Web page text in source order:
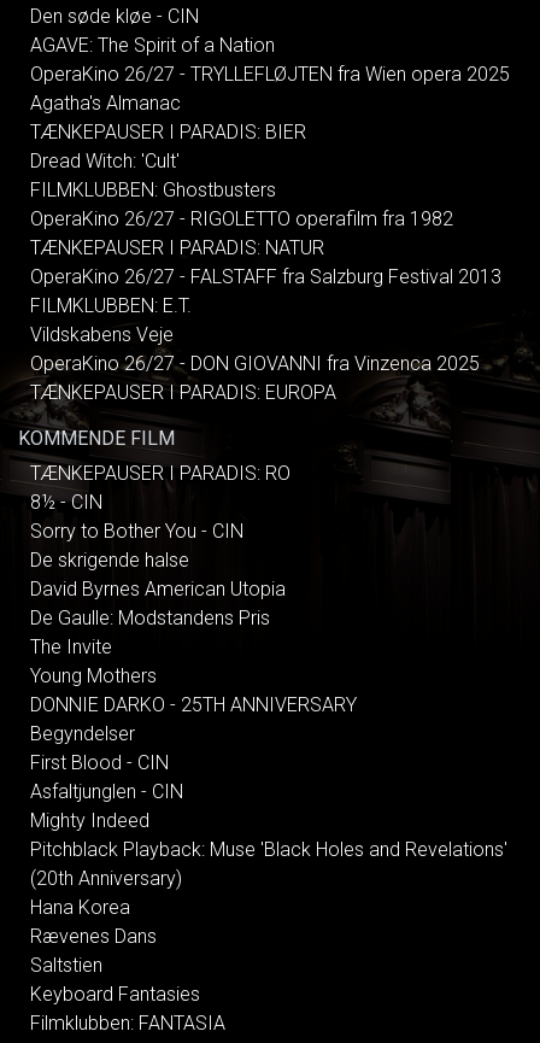
Den søde kløe - CIN
AGAVE: The Spirit of a Nation
OperaKino 26/27 - TRYLLEFLØJTEN fra Wien opera 2025
Agatha's Almanac
TÆNKEPAUSER I PARADIS: BIER
Dread Witch: 'Cult'
FILMKLUBBEN: Ghostbusters
OperaKino 26/27 - RIGOLETTO operafilm fra 1982
TÆNKEPAUSER I PARADIS: NATUR
OperaKino 26/27 - FALSTAFF fra Salzburg Festival 2013
FILMKLUBBEN: E.T.
Vildskabens Veje
OperaKino 26/27 - DON GIOVANNI fra Vinzenca 2025
TÆNKEPAUSER I PARADIS: EUROPA
KOMMENDE FILM
TÆNKEPAUSER I PARADIS: RO
8½ - CIN
Sorry to Bother You - CIN
De skrigende halse
David Byrnes American Utopia
De Gaulle: Modstandens Pris
The Invite
Young Mothers
DONNIE DARKO - 25TH ANNIVERSARY
Begyndelser
First Blood - CIN
Asfaltjunglen - CIN
Mighty Indeed
Pitchblack Playback: Muse 'Black Holes and Revelations'
(20th Anniversary)
Hana Korea
Rævenes Dans
Saltstien
Keyboard Fantasies
Filmklubben: FANTASIA